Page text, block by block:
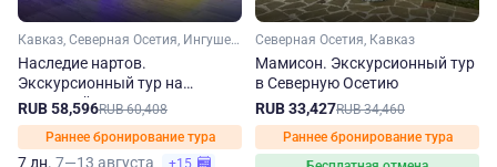
Кавказ, Северная Осетия, Ингушетия, Кабардино-Балкария, Чечня
Наследие нартов.
Экскурсионный тур на
Северный Кавказ
RUB 58,596RUB 60,408
Раннее бронирование тура
7 дн. 7—13 августа +15
Северная Осетия, Кавказ
Мамисон. Экскурсионный тур
в Северную Осетию
RUB 33,427RUB 34,460
Раннее бронирование тура